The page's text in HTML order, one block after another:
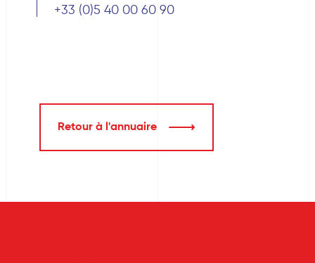
+33 (0)5 40 00 60 90
Retour à l'annuaire